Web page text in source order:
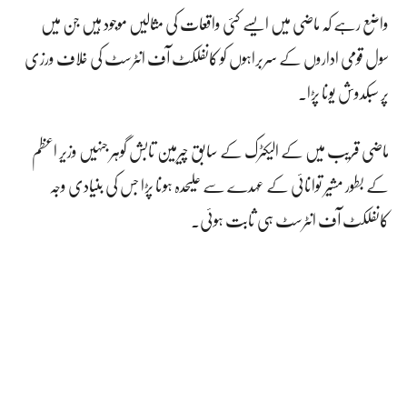
واضع رہے کہ ماضی میں ایسے کئی واقعات کی مثالیں موجود ہیں جن میں
سول قومی اداروں کے سربراہوں کو کانفلکٹ آف انٹرسٹ کی خلاف ورزی
پر سبکدوش یونا پڑا۔
ماضی قریب میں کے الیکٹرک کے سابق چیرمین تابش گوہر جنہیں وزیر اعظم
کے بطور مشیر توانائی کے عہدے سے علیحدہ ہونا پڑا جس کی بنیادی وجہ
کانفلکٹ آف انٹرسٹ ہی ثابت ہوئی۔